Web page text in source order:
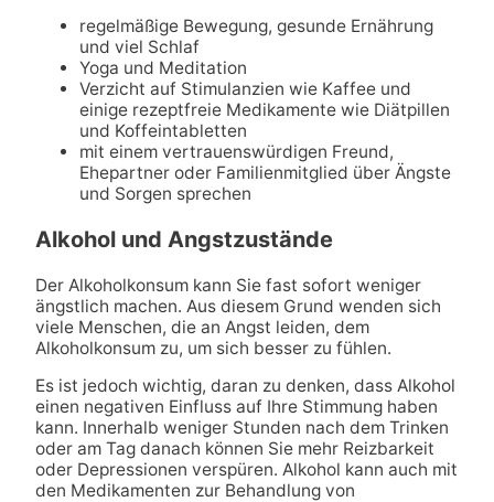
regelmäßige Bewegung, gesunde Ernährung
und viel Schlaf
Yoga und Meditation
Verzicht auf Stimulanzien wie Kaffee und
einige rezeptfreie Medikamente wie Diätpillen
und Koffeintabletten
mit einem vertrauenswürdigen Freund,
Ehepartner oder Familienmitglied über Ängste
und Sorgen sprechen
Alkohol und Angstzustände
Der Alkoholkonsum kann Sie fast sofort weniger
ängstlich machen. Aus diesem Grund wenden sich
viele Menschen, die an Angst leiden, dem
Alkoholkonsum zu, um sich besser zu fühlen.
Es ist jedoch wichtig, daran zu denken, dass Alkohol
einen negativen Einfluss auf Ihre Stimmung haben
kann. Innerhalb weniger Stunden nach dem Trinken
oder am Tag danach können Sie mehr Reizbarkeit
oder Depressionen verspüren. Alkohol kann auch mit
den Medikamenten zur Behandlung von